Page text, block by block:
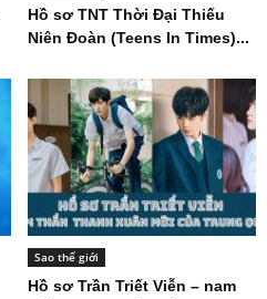
Hồ sơ TNT Thời Đại Thiếu
Niên Đoàn (Teens In Times)...
Sao thế giới
Hồ sơ Trần Triết Viễn – nam